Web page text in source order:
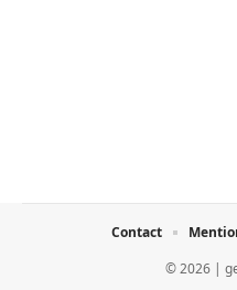
© 2026 |
Contact